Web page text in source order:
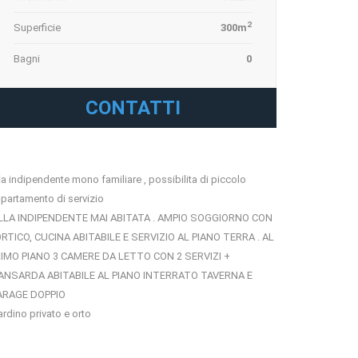
Superficie 300m2
Bagni 0
CONTATTI
indipendente mono familiare , possibilita di piccolo
di servizio
INDIPENDENTE MAI ABITATA . AMPIO SOGGIORNO CON
CUCINA ABITABILE E SERVIZIO AL PIANO TERRA . AL
PIANO 3 CAMERE DA LETTO CON 2 SERVIZI +
ABITABILE AL PIANO INTERRATO TAVERNA E
DOPPIO
privato e orto